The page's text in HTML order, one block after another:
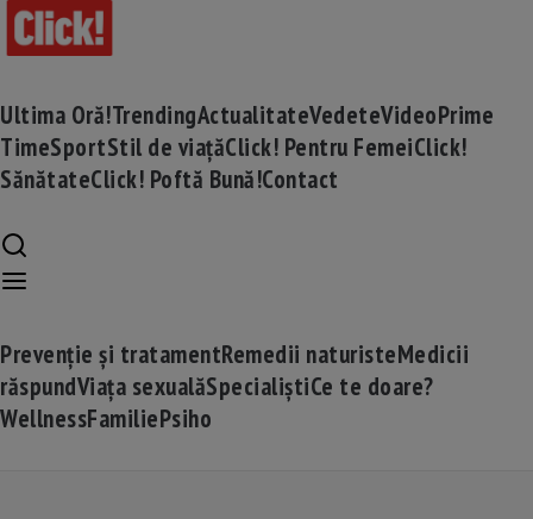
Ultima Oră!TrendingActualitateVedeteVideoPrime
TimeSportStil de viațăClick! Pentru FemeiClick!
SănătateClick! Poftă Bună!Contact
Prevenție și tratamentRemedii naturisteMedicii
răspundViața sexualăSpecialiștiCe te doare?
WellnessFamiliePsiho